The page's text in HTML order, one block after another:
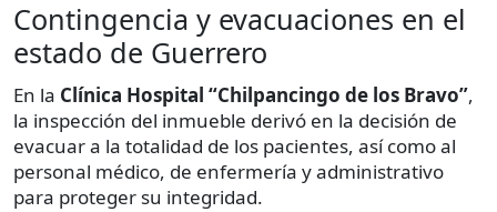
Contingencia y evacuaciones en el
estado de Guerrero
En la Clínica Hospital “Chilpancingo de los Bravo”,
la inspección del inmueble derivó en la decisión de
evacuar a la totalidad de los pacientes, así como al
personal médico, de enfermería y administrativo
para proteger su integridad.